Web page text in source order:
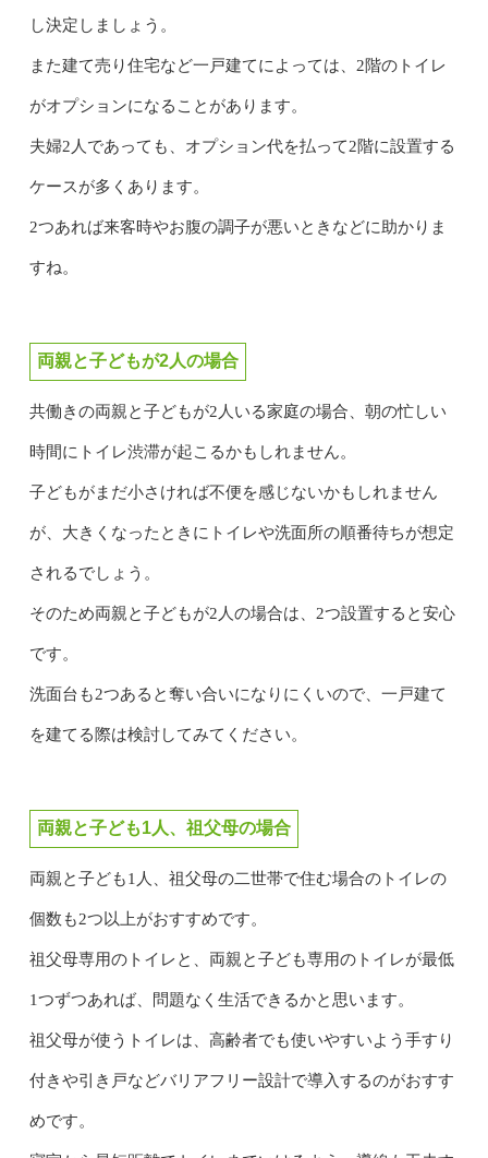
し決定しましょう。
また建て売り住宅など一戸建てによっては、2階のトイレ
がオプションになることがあります。
夫婦2人であっても、オプション代を払って2階に設置する
ケースが多くあります。
2つあれば来客時やお腹の調子が悪いときなどに助かりま
すね。
両親と子どもが2人の場合
共働きの両親と子どもが2人いる家庭の場合、朝の忙しい
時間にトイレ渋滞が起こるかもしれません。
子どもがまだ小さければ不便を感じないかもしれません
が、大きくなったときにトイレや洗面所の順番待ちが想定
されるでしょう。
そのため両親と子どもが2人の場合は、2つ設置すると安心
です。
洗面台も2つあると奪い合いになりにくいので、一戸建て
を建てる際は検討してみてください。
両親と子ども1人、祖父母の場合
両親と子ども1人、祖父母の二世帯で住む場合のトイレの
個数も2つ以上がおすすめです。
祖父母専用のトイレと、両親と子ども専用のトイレが最低
1つずつあれば、問題なく生活できるかと思います。
祖父母が使うトイレは、高齢者でも使いやすいよう手すり
付きや引き戸などバリアフリー設計で導入するのがおすす
めです。